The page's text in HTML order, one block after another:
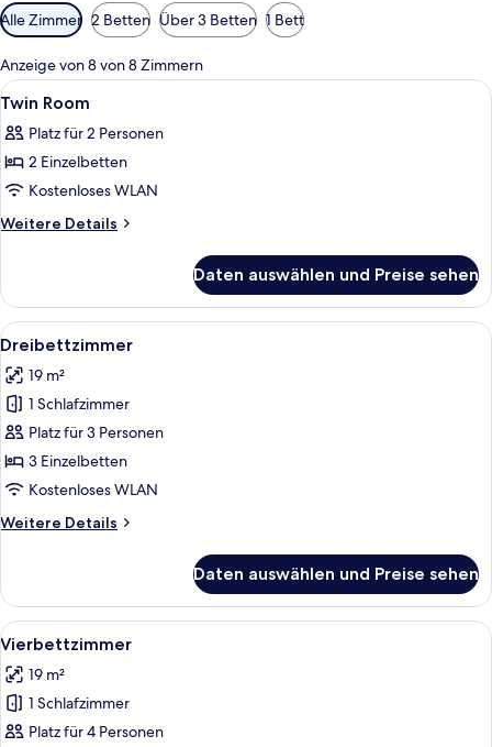
Verfügbare
Filter
für
Zimmer
Alle Zimmer 2 Betten Über 3 Betten 1 Bett
Anzeige von 8 von 8 Zimmern
Alle
Fotos
für
Twin
Room
anzeigen
Ein Hotelzimmer mit zwei Betten,
4
Twin Room
Platz für 2 Personen
2 Einzelbetten
Kostenloses WLAN
Weitere Details
Weitere
Room
Daten auswählen und Preise sehen
Alle
Fotos
für
Dreibettzimmer
anzeigen
Dreibettzimmer | Schreibtisch,
4
Dreibettzimmer
19 m²
1 Schlafzimmer
Platz für 3 Personen
3 Einzelbetten
Kostenloses WLAN
Weitere Details
Weitere
Daten auswählen und Preise sehen
Alle
Fotos
für
Vierbettzimmer
anzeigen
Vierbettzimmer | Schreibtisch,
4
Vierbettzimmer
19 m²
1 Schlafzimmer
Platz für 4 Personen